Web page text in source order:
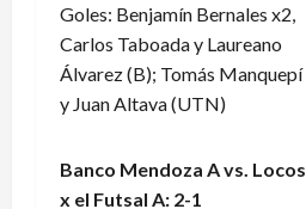
Goles: Benjamín Bernales x2,
Carlos Taboada y Laureano
Álvarez (B); Tomás Manquepí
y Juan Altava (UTN)
Banco Mendoza A vs. Locos
x el Futsal A: 2-1